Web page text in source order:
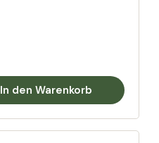
In den Warenkorb